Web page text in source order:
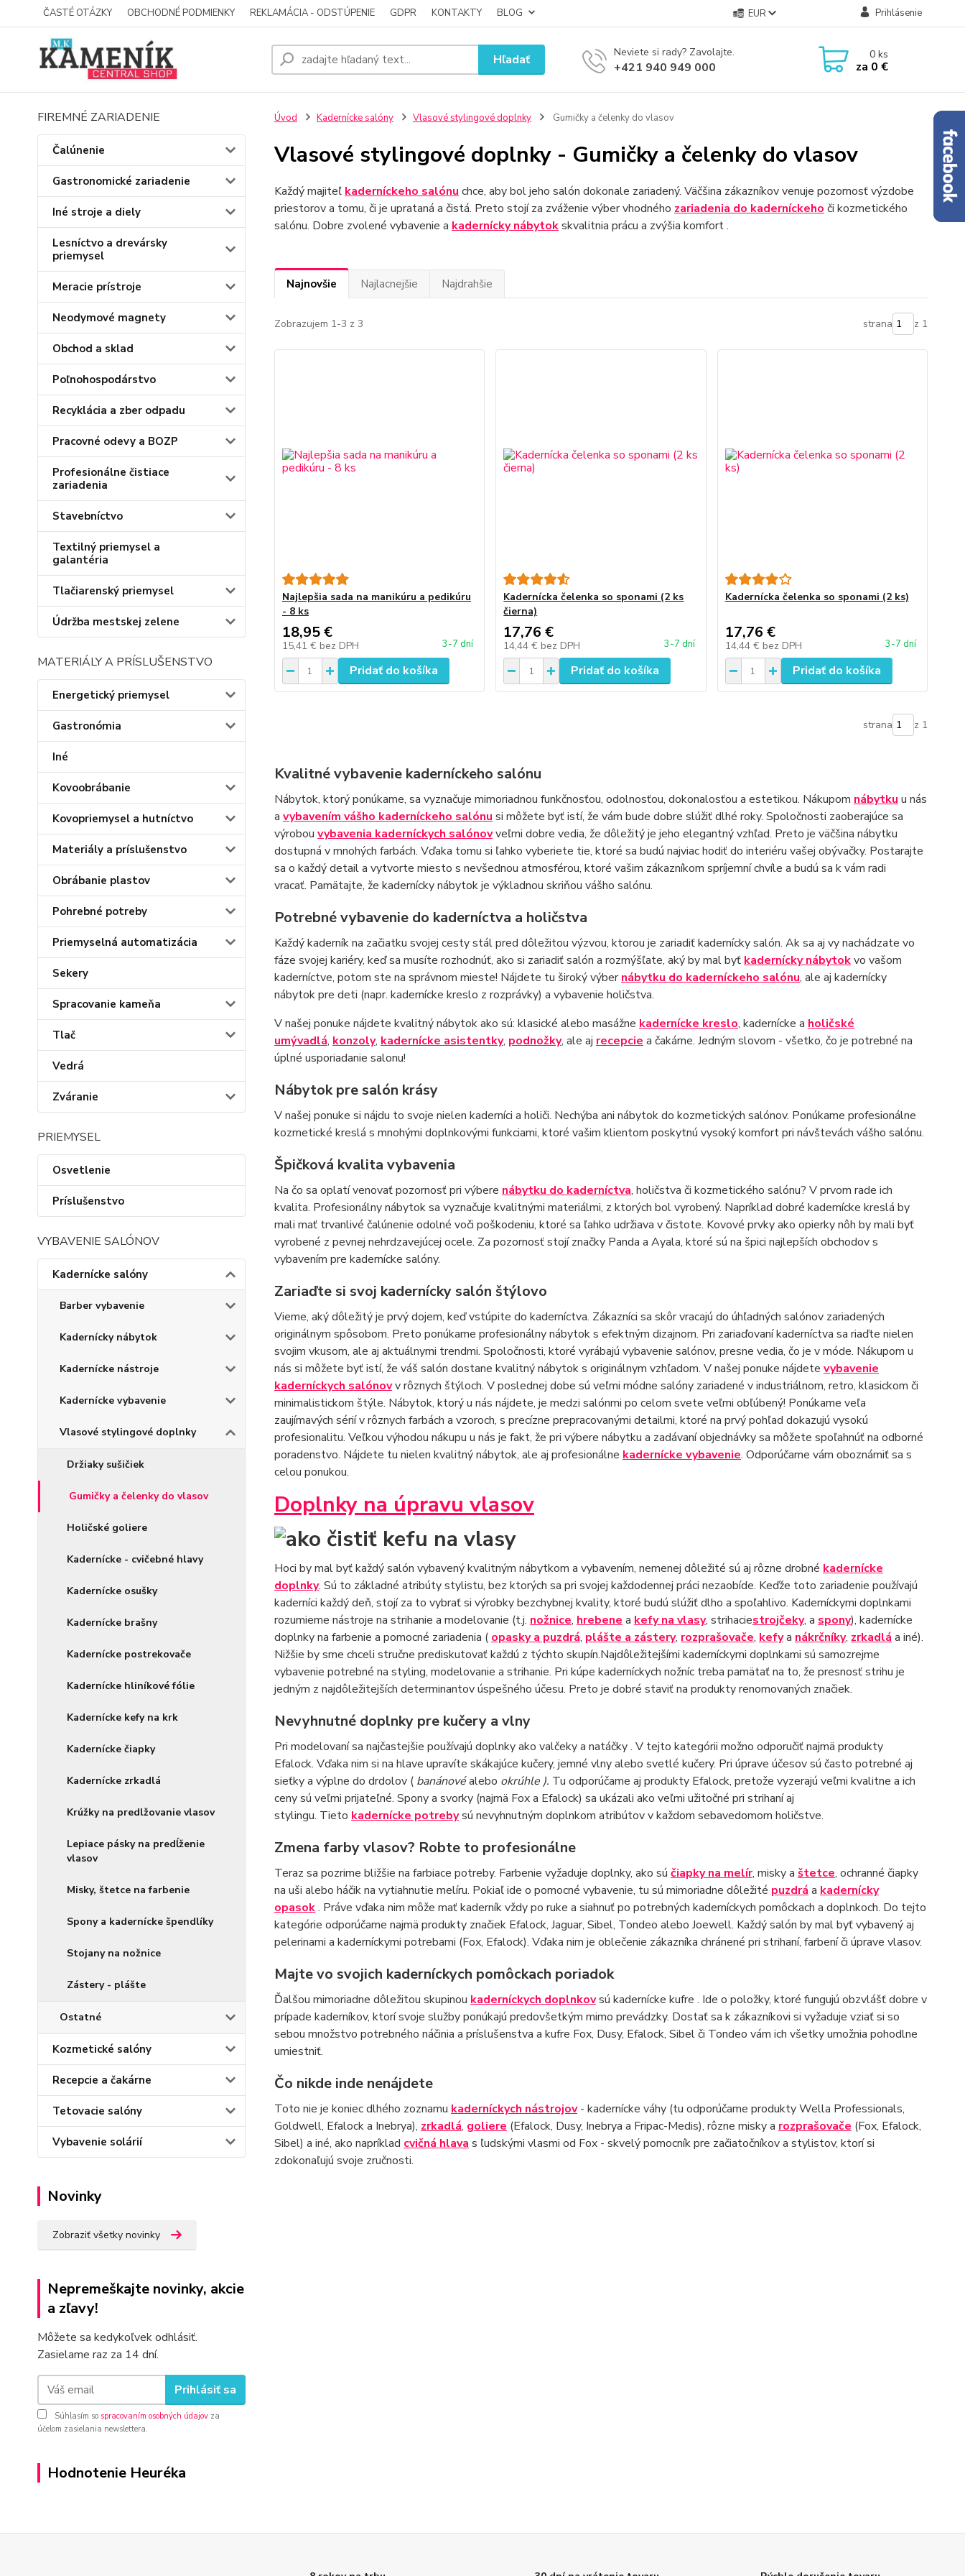
ČASTÉ OTÁZKY OBCHODNÉ PODMIENKY REKLAMÁCIA - ODSTÚPENIE GDPR KONTAKTY BLOG EUR Prihlásenie
Hľadať Neviete si rady? Zavolajte.
+421 940 949 000
0ks
za 0 €
FIREMNÉ ZARIADENIE
Čalúnenie
Gastronomické zariadenie
Iné stroje a diely
Lesníctvo a drevársky
priemysel
Meracie prístroje
Neodymové magnety
Obchod a sklad
Poľnohospodárstvo
Recyklácia a zber odpadu
Pracovné odevy a BOZP
Profesionálne čistiace
zariadenia
Stavebníctvo
Textilný priemysel a
galantéria
Tlačiarenský priemysel
Údržba mestskej zelene
MATERIÁLY A PRÍSLUŠENSTVO
Energetický priemysel
Gastronómia
Iné
Kovoobrábanie
Kovopriemysel a hutníctvo
Materiály a príslušenstvo
Obrábanie plastov
Pohrebné potreby
Priemyselná automatizácia
Sekery
Spracovanie kameňa
Tlač
Vedrá
Zváranie
PRIEMYSEL
Osvetlenie
Príslušenstvo
VYBAVENIE SALÓNOV
Kadernícke salóny
Barber vybavenie
Kadernícky nábytok
Kadernícke nástroje
Kadernícke vybavenie
Vlasové stylingové doplnky
Držiaky sušičiek
Gumičky a čelenky do vlasov
Holičské goliere
Kadernícke - cvičebné hlavy
Kadernícke osušky
Kadernícke brašny
Kadernícke postrekovače
Kadernícke hliníkové fólie
Kadernícke kefy na krk
Kadernícke čiapky
Kadernícke zrkadlá
Krúžky na predlžovanie vlasov
Lepiace pásky na predĺženie
vlasov
Misky, štetce na farbenie
Spony a kadernícke špendlíky
Stojany na nožnice
Zástery - plášte
Ostatné
Kozmetické salóny
Recepcie a čakárne
Tetovacie salóny
Vybavenie solárií
Novinky
Zobraziť všetky novinky
Nepremeškajte novinky, akcie
a zľavy!
Môžete sa kedykoľvek odhlásiť.
Zasielame raz za 14 dní.
Prihlásiť sa
Súhlasím so spracovaním osobných údajov za
účelom zasielania newslettera.
Hodnotenie Heuréka
Úvod Kadernícke salóny Vlasové stylingové doplnky Gumičky a čelenky do vlasov
Vlasové stylingové doplnky - Gumičky a čelenky do vlasov
Každý majiteľ kaderníckeho salónu chce, aby bol jeho salón dokonale zariadený. Väčšina zákazníkov venuje pozornosť výzdobe
priestorov a tomu, či je uprataná a čistá. Preto stojí za zváženie výber vhodného zariadenia do kaderníckeho či kozmetického
salónu. Dobre zvolené vybavenie a kaderníckynábytokskvalitnia prácu a zvýšia komfort .
Najnovšie Najlacnejšie Najdrahšie
Zobrazujem 1-3 z 3 strana z 1
Najlepšia sada na manikúru a pedikúru
- 8 ks
18,95 €
15,41 € bez DPH 3-7 dní
Pridať do košíka
Kadernícka čelenka so sponami (2 ks
čierna)
17,76 €
14,44 € bez DPH 3-7 dní
Pridať do košíka
Kadernícka čelenka so sponami (2 ks)
17,76 €
14,44 € bez DPH 3-7 dní
Pridať do košíka
strana z 1
Kvalitné vybavenie kaderníckeho salónu
Nábytok, ktorý ponúkame, sa vyznačuje mimoriadnou funkčnosťou, odolnosťou, dokonalosťou a estetikou. Nákupom nábytku u nás
a vybavením vášho kaderníckeho salónu si môžete byť istí, že vám bude dobre slúžiť dlhé roky. Spoločnosti zaoberajúce sa
výrobou vybavenia kaderníckych salónovveľmi dobre vedia, že dôležitý je jeho elegantný vzhľad. Preto je väčšina nábytku
dostupná v mnohých farbách. Vďaka tomu si ľahko vyberiete tie, ktoré sa budú najviac hodiť do interiéru vašej obývačky. Postarajte
sa o každý detail a vytvorte miesto s nevšednou atmosférou, ktoré vašim zákazníkom spríjemní chvíle a budú sa k vám radi
vracať. Pamätajte, že kadernícky nábytok je výkladnou skriňou vášho salónu.
Potrebné vybavenie do kaderníctva a holičstva
Každý kaderník na začiatku svojej cesty stál pred dôležitou výzvou, ktorou je zariadiť kadernícky salón. Ak sa aj vy nachádzate vo
fáze svojej kariéry, keď sa musíte rozhodnúť, ako si zariadiť salón a rozmýšľate, aký by mal byť kadernícky nábytokvo vašom
kaderníctve, potom ste na správnom mieste! Nájdete tu široký výbernábytku do kaderníckeho salónu, ale aj kadernícky
nábytok pre deti (napr. kadernícke kreslo z rozprávky) a vybavenie holičstva.
V našej ponuke nájdete kvalitný nábytok ako sú: klasické alebo masážne kadernícke kreslo, kadernícke a holičské
umývadlá, konzoly, kadernícke asistentky, podnožky, ale aj recepcie a čakárne. Jedným slovom - všetko, čo je potrebné na
úplné usporiadanie salonu!
Nábytok pre salón krásy
V našej ponuke si nájdu to svoje nielen kaderníci a holiči. Nechýba ani nábytok do kozmetických salónov. Ponúkame profesionálne
kozmetické kreslá s mnohými doplnkovými funkciami, ktoré vašim klientom poskytnú vysoký komfort pri návštevách vášho salónu.
Špičková kvalita vybavenia
Na čo sa oplatí venovať pozornosť pri výbere nábytku do kaderníctva, holičstva či kozmetického salónu? V prvom rade ich
kvalita. Profesionálny nábytok sa vyznačuje kvalitnými materiálmi, z ktorých bol vyrobený. Napríklad dobré kadernícke kreslá by
mali mať trvanlivé čalúnenie odolné voči poškodeniu, ktoré sa ľahko udržiava v čistote. Kovové prvky ako opierky nôh by mali byť
vyrobené z pevnej nehrdzavejúcej ocele. Za pozornosť stojí značky Panda a Ayala, ktoré sú na špici najlepších obchodov s
vybavením pre kadernícke salóny.
Zariaďte si svoj kadernícky salón štýlovo
Vieme, aký dôležitý je prvý dojem, keď vstúpite do kaderníctva. Zákazníci sa skôr vracajú do úhľadných salónov zariadených
originálnym spôsobom. Preto ponúkame profesionálny nábytok s efektným dizajnom. Pri zariaďovaní kaderníctva sa riaďte nielen
svojim vkusom, ale aj aktuálnymi trendmi. Spoločnosti, ktoré vyrábajú vybavenie salónov, presne vedia, čo je v móde. Nákupom u
nás si môžete byť istí, že váš salón dostane kvalitný nábytok s originálnym vzhľadom. V našej ponuke nájdete vybavenie
kaderníckych salónovv rôznych štýloch. V poslednej dobe sú veľmi módne salóny zariadené v industriálnom, retro, klasickom či
minimalistickom štýle. Nábytok, ktorý u nás nájdete, je medzi salónmi po celom svete veľmi obľúbený! Ponúkame veľa
zaujímavých sérií v rôznych farbách a vzoroch, s precízne prepracovanými detailmi, ktoré na prvý pohľad dokazujú vysokú
profesionalitu. Veľkou výhodou nákupu u nás je fakt, že pri výbere nábytku a zadávaní objednávky sa môžete spoľahnúť na odborné
poradenstvo. Nájdete tu nielen kvalitný nábytok, ale aj profesionálne kadernícke vybavenie. Odporúčame vám oboznámiť sa s
celou ponukou.
Doplnky na úpravu vlasov
Hoci by mal byť každý salón vybavený kvalitným nábytkom a vybavením, nemenej dôležité sú aj rôzne drobné kadernícke
doplnky. Sú to základné atribúty stylistu, bez ktorých sa pri svojej každodennej práci nezaobíde. Keďže toto zariadenie používajú
kaderníci každý deň, stojí za to vybrať si výrobky bezchybnej kvality, ktoré budú slúžiť dlho a spoľahlivo. Kaderníckymi doplnkami
rozumieme nástroje na strihanie a modelovanie (t.j. nožnice, hrebene a kefy na vlasy, strihaciestrojčeky, a spony), kadernícke
doplnky na farbenie a pomocné zariadenia ( opasky a puzdrá, plášte a zástery, rozprašovače, kefya nákrčníky, zrkadlá a iné).
Nižšie by sme chceli stručne prediskutovať každú z týchto skupín.Najdôležitejšími kaderníckymi doplnkami sú samozrejme
vybavenie potrebné na styling, modelovanie a strihanie. Pri kúpe kaderníckych nožníc treba pamätať na to, že presnosť strihu je
jedným z najdôležitejších determinantov úspešného účesu. Preto je dobré staviť na produkty renomovaných značiek.
Nevyhnutné doplnky pre kučery a vlny
Pri modelovaní sa najčastejšie používajú doplnky ako valčeky a natáčky . V tejto kategórii možno odporučiť najmä produkty
Efalock. Vďaka nim si na hlave upravíte skákajúce kučery, jemné vlny alebo svetlé kučery. Pri úprave účesov sú často potrebné aj
sieťky a výplne do drdolov ( banánovéalebo okrúhle ). Tu odporúčame aj produkty Efalock, pretože vyzerajú veľmi kvalitne a ich
ceny sú veľmi prijateľné. Spony a svorky (najmä Fox a Efalock) sa ukázali ako veľmi užitočné pri strihaní aj
stylingu. Tieto kadernícke potrebysú nevyhnutným doplnkom atribútov v každom sebavedomom holičstve.
Zmena farby vlasov? Robte to profesionálne
Teraz sa pozrime bližšie na farbiace potreby. Farbenie vyžaduje doplnky, ako sú čiapky na melír, misky a štetce, ochranné čiapky
na uši alebo háčik na vytiahnutie melíru. Pokiaľ ide o pomocné vybavenie, tu sú mimoriadne dôležité puzdrá a kadernícky
opasok. Práve vďaka nim môže mať kaderník vždy po ruke a siahnuť po potrebných kaderníckych pomôckach a doplnkoch. Do tejto
kategórie odporúčame najmä produkty značiek Efalock, Jaguar, Sibel, Tondeo alebo Joewell. Každý salón by mal byť vybavený aj
pelerinami a kaderníckymi potrebami (Fox, Efalock). Vďaka nim je oblečenie zákazníka chránené pri strihaní, farbení či úprave vlasov.
Majte vo svojich kaderníckych pomôckach poriadok
Ďalšou mimoriadne dôležitou skupinou kaderníckych doplnkovsú kadernícke kufre . Ide o položky, ktoré fungujú obzvlášť dobre v
prípade kaderníkov, ktorí svoje služby ponúkajú predovšetkým mimo prevádzky. Dostať sa k zákazníkovi si vyžaduje vziať si so
sebou množstvo potrebného náčinia a príslušenstva a kufre Fox, Dusy, Efalock, Sibel či Tondeo vám ich všetky umožnia pohodlne
umiestniť.
Čo nikde inde nenájdete
Toto nie je koniec dlhého zoznamu kaderníckych nástrojov- kadernícke váhy (tu odporúčame produkty Wella Professionals,
Goldwell, Efalock a Inebrya), zrkadlá, goliere (Efalock, Dusy, Inebrya a Fripac-Medis), rôzne misky a rozprašovače (Fox, Efalock,
Sibel) a iné, ako napríklad cvičná hlava s ľudskými vlasmi od Fox - skvelý pomocník pre začiatočníkov a stylistov, ktorí si
zdokonaľujú svoje zručnosti.